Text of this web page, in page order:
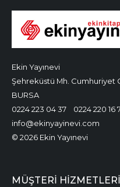
Ekin Yayınevi
Şehreküstü Mh. Cumhuriyet
BURSA
0224 223 04 37
0224 220 16
info@ekinyayinevi.com
© 2026 Ekin Yayınevi
MÜŞTERI HIZMETLERI